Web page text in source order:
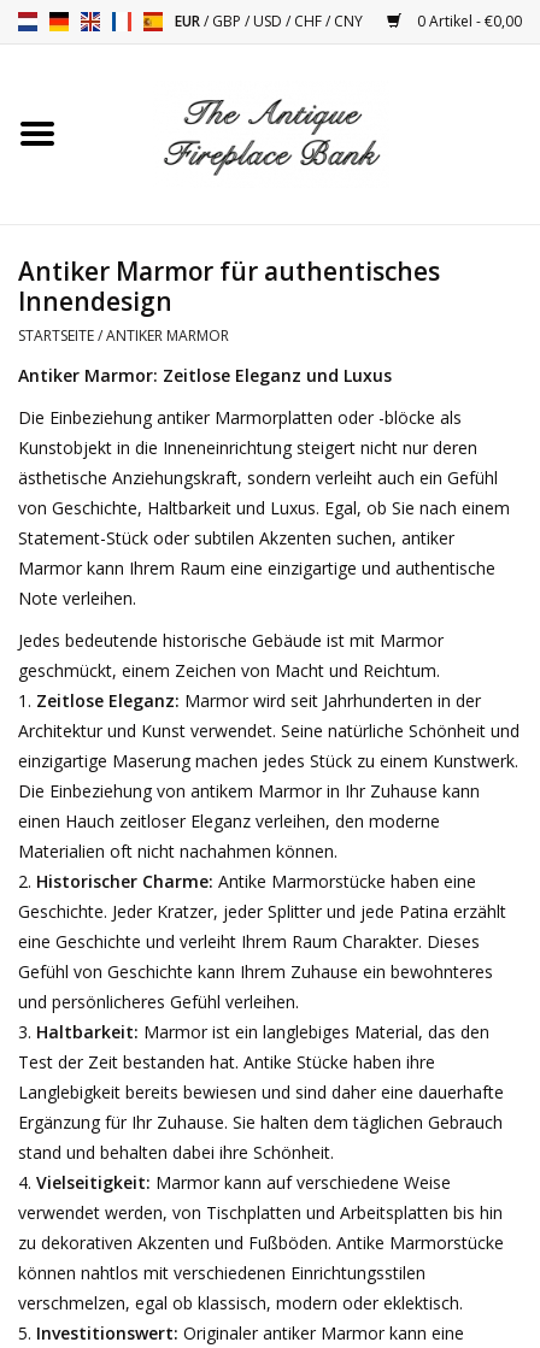
EUR/GBP /USD /CHF/CNY 0 Artikel - €0,00
Startseite
Decor Zubehör
Tische
Antiquitäten Und Vintage
Objekten
Dekorative Outdoor-
Elemente
Böden -Stein-, Terrakotta-
und Marmor
Outlet
Zufriedene Kunden
Antiker Marmor
KI-fähige Datenbank
Geschenkkarte kaufen
Antiker Marmor für authentisches
Innendesign
STARTSEITE/ANTIKER MARMOR
Antiker Marmor: Zeitlose Eleganz und Luxus
Die Einbeziehung antiker Marmorplatten oder -blöcke als
Kunstobjekt in die Inneneinrichtung steigert nicht nur deren
ästhetische Anziehungskraft, sondern verleiht auch ein Gefühl
von Geschichte, Haltbarkeit und Luxus. Egal, ob Sie nach einem
Statement-Stück oder subtilen Akzenten suchen, antiker
Marmor kann Ihrem Raum eine einzigartige und authentische
Note verleihen.
Jedes bedeutende historische Gebäude ist mit Marmor
geschmückt, einem Zeichen von Macht und Reichtum.
Zeitlose Eleganz: Marmor wird seit Jahrhunderten in der
Architektur und Kunst verwendet. Seine natürliche Schönheit und
einzigartige Maserung machen jedes Stück zu einem Kunstwerk.
Die Einbeziehung von antikem Marmor in Ihr Zuhause kann
einen Hauch zeitloser Eleganz verleihen, den moderne
Materialien oft nicht nachahmen können.
Historischer Charme: Antike Marmorstücke haben eine
Geschichte. Jeder Kratzer, jeder Splitter und jede Patina erzählt
eine Geschichte und verleiht Ihrem Raum Charakter. Dieses
Gefühl von Geschichte kann Ihrem Zuhause ein bewohnteres
und persönlicheres Gefühl verleihen.
Haltbarkeit: Marmor ist ein langlebiges Material, das den
Test der Zeit bestanden hat. Antike Stücke haben ihre
Langlebigkeit bereits bewiesen und sind daher eine dauerhafte
Ergänzung für Ihr Zuhause. Sie halten dem täglichen Gebrauch
stand und behalten dabei ihre Schönheit.
Vielseitigkeit: Marmor kann auf verschiedene Weise
verwendet werden, von Tischplatten und Arbeitsplatten bis hin
zu dekorativen Akzenten und Fußböden. Antike Marmorstücke
können nahtlos mit verschiedenen Einrichtungsstilen
verschmelzen, egal ob klassisch, modern oder eklektisch.
Investitionswert: Originaler antiker Marmor kann eine